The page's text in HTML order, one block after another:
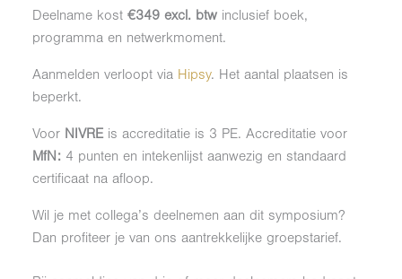
Deelname kost €349 excl. btw inclusief boek,
programma en netwerkmoment.
Aanmelden verloopt via Hipsy. Het aantal plaatsen is
beperkt.
Voor NIVRE is accreditatie is 3 PE. Accreditatie voor
MfN: 4 punten en intekenlijst aanwezig en standaard
certificaat na afloop.
Wil je met collega’s deelnemen aan dit symposium?
Dan profiteer je van ons aantrekkelijke groepstarief.